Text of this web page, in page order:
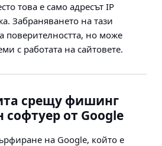
това е само адресът IP
Забраняването на тази
поверителността, но може
с работата на сайтовете.
срещу фишинг
от Google
на Google, който е